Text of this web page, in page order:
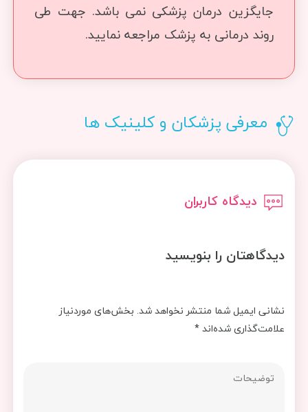
جایگزین درمان پزشکی نمی باشد. جهت طی
روند درمانی به پزشک مراجعه نمایید.
معرفی پزشکان و کلینیک ها
دیدگاه کاربران
دیدگاهتان را بنویسید
نشانی ایمیل شما منتشر نخواهد شد. بخش‌های موردنیاز
علامت‌گذاری شده‌اند*